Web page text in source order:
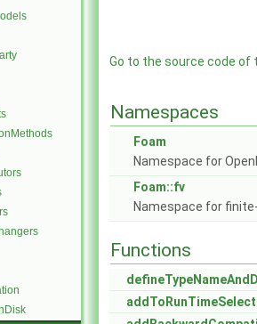
Go to the source code of
Namespaces
Foam
Namespace for
Foam::fv
Namespace for
Functions